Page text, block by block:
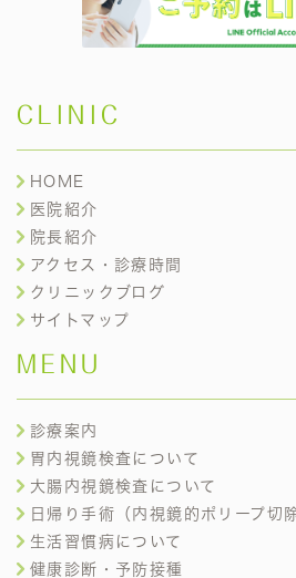
CLINIC
HOME
医院紹介
院長紹介
アクセス・診療時間
クリニックブログ
サイトマップ
MENU
診療案内
胃内視鏡検査について
大腸内視鏡検査について
日帰り手術（内視鏡的ポリープ切
生活習慣病について
健康診断・予防接種